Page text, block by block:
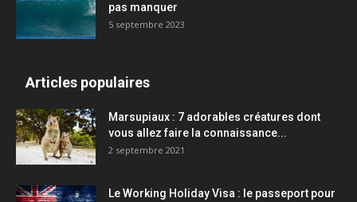
pas manquer
5 septembre 2023
Articles populaires
Marsupiaux : 7 adorables créatures dont
vous allez faire la connaissance...
2 septembre 2021
Le Working Holiday Visa : le passeport pour